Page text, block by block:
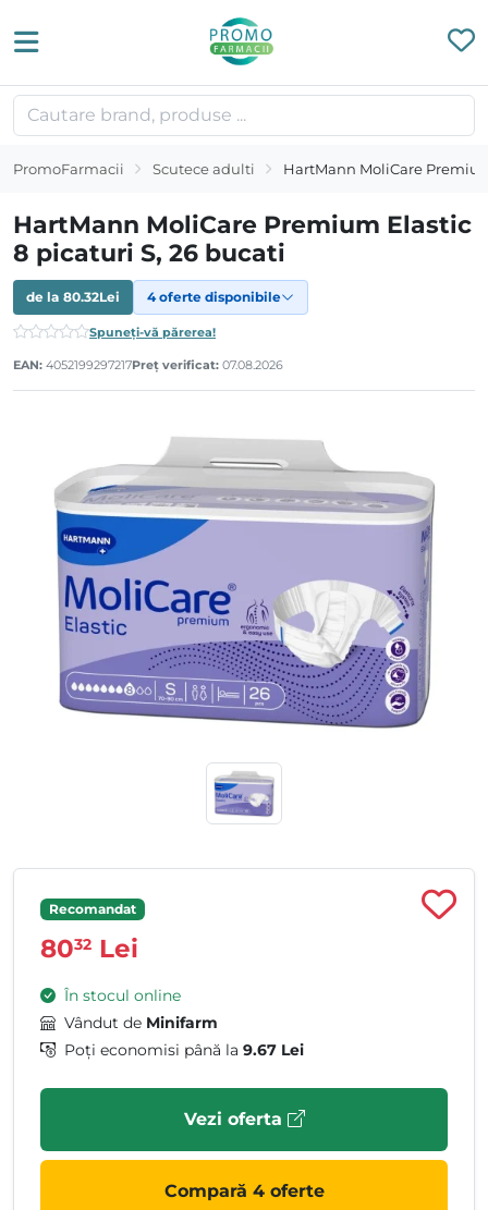
PromoFarmacii Scutece adulti HartMann MoliCare
HartMann MoliCare Premium Elastic
8 picaturi S, 26 bucati
de la 80.32Lei 4 oferte disponibile
Spuneți-vă părerea!
EAN: 4052199297217Preț verificat: 07.08.2026
Recomandat
8032 Lei
În stocul online
Vândut de Minifarm
Poți economisi până la 9.67 Lei
Vezi oferta
Compară 4 oferte